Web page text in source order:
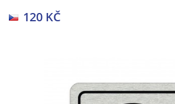
120 KČ